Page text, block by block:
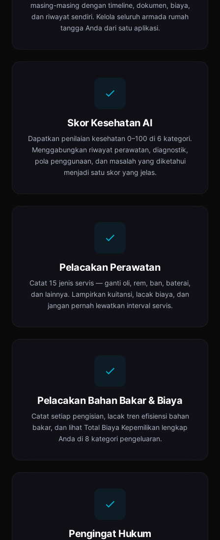
masing-masing dengan timeline, dokumen, biaya,
dan riwayat sendiri. Kelola seluruh armada rumah
tangga Anda dari satu aplikasi.
Skor Kesehatan AI
Dapatkan penilaian kesehatan 0–100 di 6 kategori.
Menggabungkan riwayat perawatan, diagnostik,
pola penggunaan, dan masalah yang diketahui
menjadi satu skor yang jelas.
Pelacakan Perawatan
Catat 15 jenis servis — ganti oli, rem, ban, baterai,
dan lainnya. Lampirkan kuitansi, lacak biaya, dan
jangan pernah lewatkan interval servis.
Pelacakan Bahan Bakar & Biaya
Catat setiap pengisian, lacak tren efisiensi bahan
bakar, dan lihat Total Biaya Kepemilikan lengkap
Anda di 8 kategori pengeluaran.
Pengingat Hukum